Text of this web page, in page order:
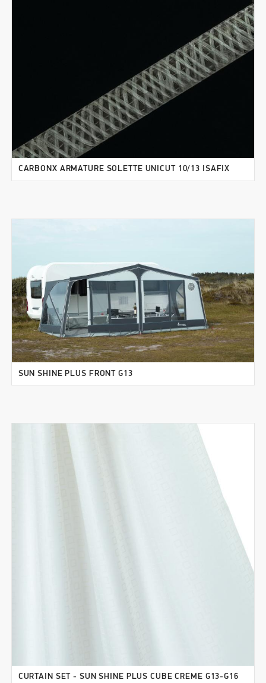
CARBONX ARMATURE SOLETTE UNICUT 10/13 ISAFIX
SUN SHINE PLUS FRONT G13
CURTAIN SET - SUN SHINE PLUS CUBE CREME G13-G16